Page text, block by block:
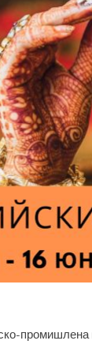
промишлена